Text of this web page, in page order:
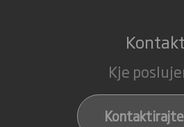
Kontakt
Kje